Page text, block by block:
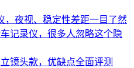
，夜视、稳定性差距一目了然
记录仪，很多人忽略这个隐
镜头款，优缺点全面评测